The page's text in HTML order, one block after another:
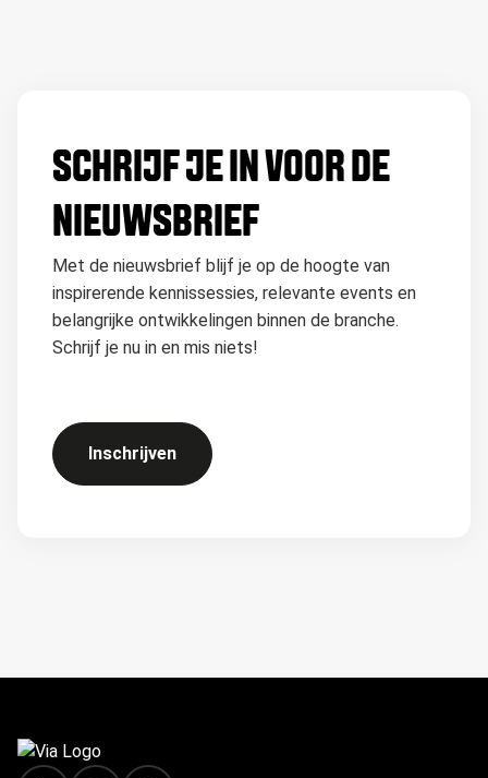
SCHRIJF JE IN VOOR DE
NIEUWSBRIEF
Met de nieuwsbrief blijf je op de hoogte van
inspirerende kennissessies, relevante events en
belangrijke ontwikkelingen binnen de branche.
Schrijf je nu in en mis niets!
Inschrijven
FOOTER